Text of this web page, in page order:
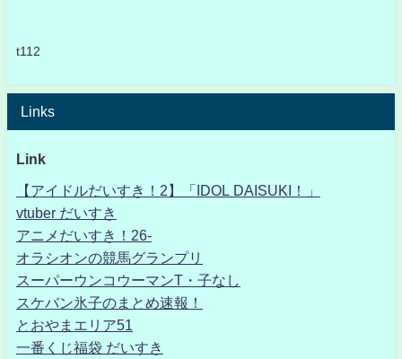
t112
Links
Link
【アイドルだいすき！2】「IDOL DAISUKI！」
vtuber だいすき
アニメだいすき！26-
オラシオンの競馬グランプリ
スーパーウンコウーマンT・子なし
スケバン氷子のまとめ速報！
とおやまエリア51
一番くじ福袋 だいすき